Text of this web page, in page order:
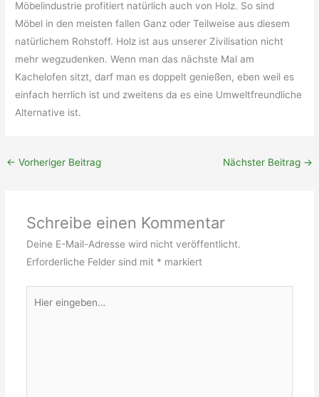
Möbelindustrie profitiert natürlich auch von Holz. So sind
Möbel in den meisten fallen Ganz oder Teilweise aus diesem
natürlichem Rohstoff. Holz ist aus unserer Zivilisation nicht
mehr wegzudenken. Wenn man das nächste Mal am
Kachelofen sitzt, darf man es doppelt genießen, eben weil es
einfach herrlich ist und zweitens da es eine Umweltfreundliche
Alternative ist.
← Vorheriger Beitrag Nächster Beitrag →
Schreibe einen Kommentar
Deine E-Mail-Adresse wird nicht veröffentlicht.
Erforderliche Felder sind mit * markiert
eingeben…